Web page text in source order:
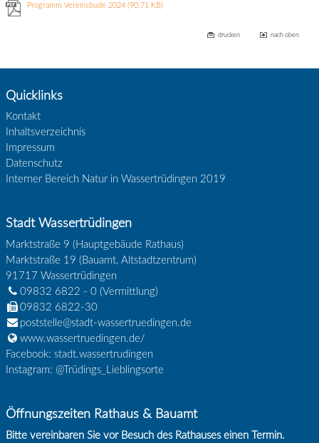
Programm Vereinsbude 2024(90.71 KB)
drucken nach oben
Quicklinks
Kontakt
Inhaltsverzeichnis
Impressum
Datenschutz
Interner Bereich Natur in Wassertrüdingen 2019
Stadt Wassertrüdingen
Marktstraße 9 (Hauptgebäude Rathaus)
Marktstraße 19 (Bauamt, Altstadtzentrum)
91717 Wassertrüdingen
09832 6822 - 0(Vermittlung)
09832 6822-30
poststelle@stadt-wassertruedingen.de
www.wassertruedingen.de/
Facebook: stadt.wassertrudingen
Instagram: @Trüdings_Lieblingsorte
Öffnungszeiten Rathaus & Bauamt
Bitte vereinbaren Sie vor Besuch des Rathauses einen Termin.